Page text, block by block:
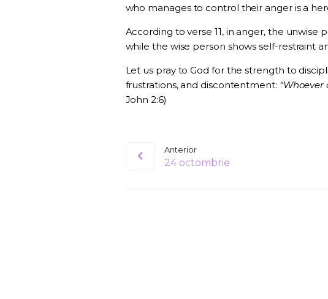
who manages to control their anger is a
According to verse 11, in anger, the unwise
while the wise person shows self-restraint
Let us pray to God for the strength to
frustrations, and discontentment:
John 2:6)
Anterior
24 octombrie